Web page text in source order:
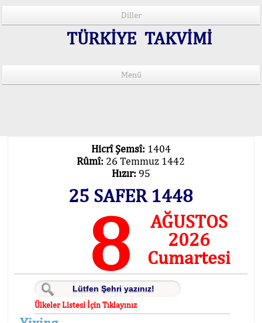
Diller
TÜRKİYE TAKVİMİ
Menü
Hicrî Şemsî: 1404
Rûmî: 26 Temmuz 1442
Hızır: 95
25 SAFER 1448
8
AĞUSTOS
2026
Cumartesi
Ülkeler Listesi İçin Tıklayınız